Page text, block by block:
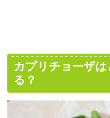
カプリチョーザ
る？